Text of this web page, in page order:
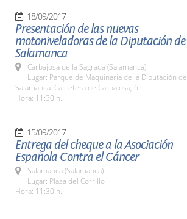
18/09/2017
Presentación de las nuevas
motoniveladoras de la Diputación de
Salamanca
Carbajosa de la Sagrada (Salamanca)
Lugar: Parque de Maquinaria de la Diputación de
Salamanca. Carretera de Carbajosa, 6
Hora: 11:30 h.
15/09/2017
Entrega del cheque a la Asociación
Española Contra el Cáncer
Salamanca (Salamanca)
Lugar: Plaza del Corrillo
Hora: 11:30 h.